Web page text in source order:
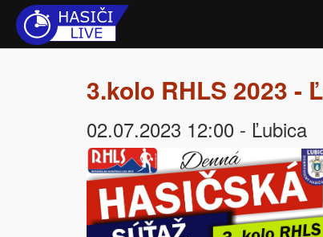
3.kolo RHLS 2023 -
02.07.2023 12:00 - Ľubica